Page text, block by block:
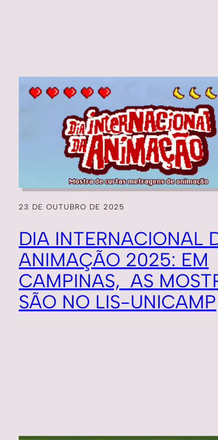
23 DE OUTUBRO DE 2025
DIA INTERNACIONAL
ANIMAÇÃO 2025: EM
CAMPINAS, AS
SÃO NO LIS-UNICAMP